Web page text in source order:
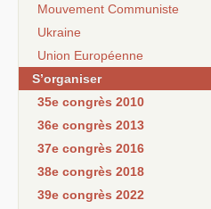
Mouvement Communiste
Ukraine
Union Européenne
S’organiser
35e congrès 2010
36e congrès 2013
37e congrès 2016
38e congrès 2018
39e congrès 2022